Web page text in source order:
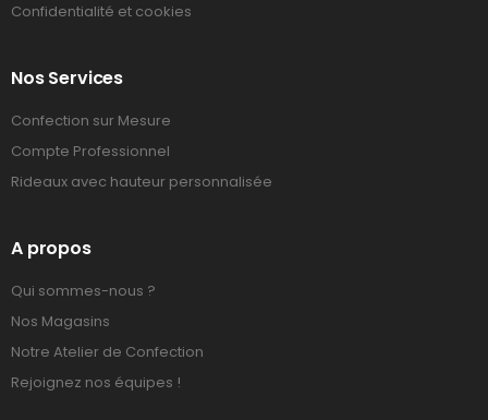
Confidentialité et cookies
Nos Services
Confection sur Mesure
Compte Professionnel
Rideaux avec hauteur personnalisée
A propos
Qui sommes-nous ?
Nos Magasins
Notre Atelier de Confection
Rejoignez nos équipes !